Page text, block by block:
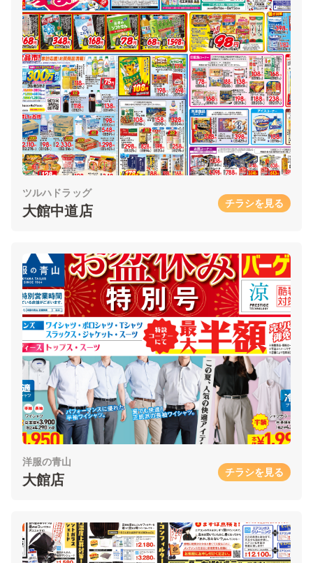
ツルハドラッグ
大館中道店 チラシを見る
洋服の青山
大館店 チラシを見る